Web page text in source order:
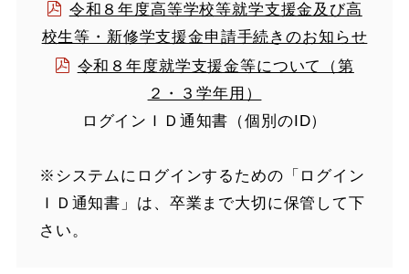
令和８年度高等学校等就学支援金及び高
校生等・新修学支援金申請手続きのお知らせ
令和８年度就学支援金等について（第
２・３学年用）
ログインＩＤ通知書（個別のID）
※システムにログインするための「ログイン
ＩＤ通知書」は、卒業まで大切に保管して下
さい。